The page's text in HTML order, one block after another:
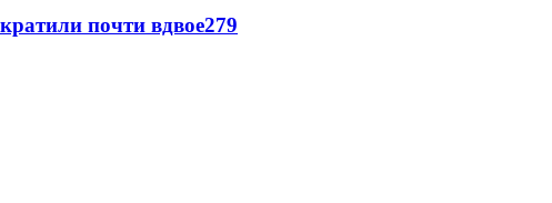
почти вдвое279